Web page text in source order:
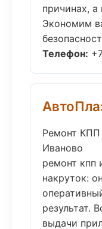
причинах,
Экономим
Телефон:
Ремонт КПП
Иваново
ремонт кпп
накруток:
результат.
выдачи